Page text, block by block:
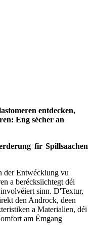
entdecken,
Eng sécher an
fir Spillsaachen
der Entwécklung vu
a berécksiichtegt déi
sinn. D'Textur,
den Androck, deen
a Materialien, déi
am Ëmgang